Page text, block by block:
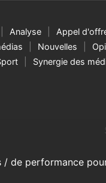
de performance
Analyse Appel
Nouvelles
Synergie des